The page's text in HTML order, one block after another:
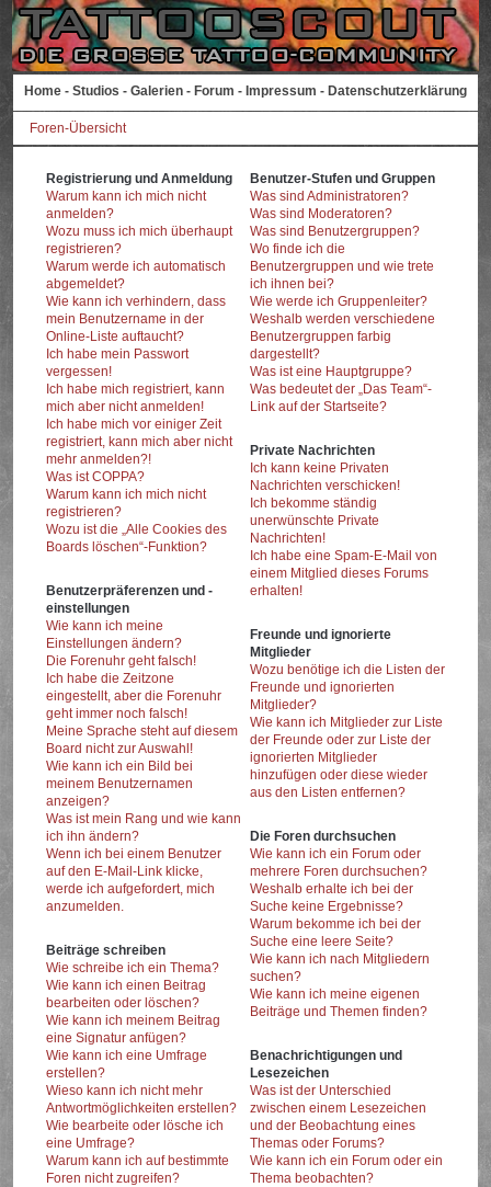
Home - Studios - Galerien - Forum - Impressum - Datenschutzerklärung
Foren-Übersicht
Registrierung und Anmeldung
Warum kann ich mich nicht
anmelden?
Wozu muss ich mich überhaupt
registrieren?
Warum werde ich automatisch
abgemeldet?
Wie kann ich verhindern, dass
mein Benutzername in der
Online-Liste auftaucht?
Ich habe mein Passwort
vergessen!
Ich habe mich registriert, kann
mich aber nicht anmelden!
Ich habe mich vor einiger Zeit
registriert, kann mich aber nicht
mehr anmelden?!
Was ist COPPA?
Warum kann ich mich nicht
registrieren?
Wozu ist die „Alle Cookies des
Boards löschen“-Funktion?
Benutzerpräferenzen und -
einstellungen
Wie kann ich meine
Einstellungen ändern?
Die Forenuhr geht falsch!
Ich habe die Zeitzone
eingestellt, aber die Forenuhr
geht immer noch falsch!
Meine Sprache steht auf diesem
Board nicht zur Auswahl!
Wie kann ich ein Bild bei
meinem Benutzernamen
anzeigen?
Was ist mein Rang und wie kann
ich ihn ändern?
Wenn ich bei einem Benutzer
auf den E-Mail-Link klicke,
werde ich aufgefordert, mich
anzumelden.
Beiträge schreiben
Wie schreibe ich ein Thema?
Wie kann ich einen Beitrag
bearbeiten oder löschen?
Wie kann ich meinem Beitrag
eine Signatur anfügen?
Wie kann ich eine Umfrage
erstellen?
Wieso kann ich nicht mehr
Antwortmöglichkeiten erstellen?
Wie bearbeite oder lösche ich
eine Umfrage?
Warum kann ich auf bestimmte
Foren nicht zugreifen?
Benutzer-Stufen und Gruppen
Was sind Administratoren?
Was sind Moderatoren?
Was sind Benutzergruppen?
Wo finde ich die
Benutzergruppen und wie trete
ich ihnen bei?
Wie werde ich Gruppenleiter?
Weshalb werden verschiedene
Benutzergruppen farbig
dargestellt?
Was ist eine Hauptgruppe?
Was bedeutet der „Das Team“-
Link auf der Startseite?
Private Nachrichten
Ich kann keine Privaten
Nachrichten verschicken!
Ich bekomme ständig
unerwünschte Private
Nachrichten!
Ich habe eine Spam-E-Mail von
einem Mitglied dieses Forums
erhalten!
Freunde und ignorierte
Mitglieder
Wozu benötige ich die Listen der
Freunde und ignorierten
Mitglieder?
Wie kann ich Mitglieder zur Liste
der Freunde oder zur Liste der
ignorierten Mitglieder
hinzufügen oder diese wieder
aus den Listen entfernen?
Die Foren durchsuchen
Wie kann ich ein Forum oder
mehrere Foren durchsuchen?
Weshalb erhalte ich bei der
Suche keine Ergebnisse?
Warum bekomme ich bei der
Suche eine leere Seite?
Wie kann ich nach Mitgliedern
suchen?
Wie kann ich meine eigenen
Beiträge und Themen finden?
Benachrichtigungen und
Lesezeichen
Was ist der Unterschied
zwischen einem Lesezeichen
und der Beobachtung eines
Themas oder Forums?
Wie kann ich ein Forum oder ein
Thema beobachten?